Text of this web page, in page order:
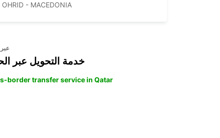
OHRID - MACEDONIA
خدمة التحويل عبر
border transfer service in Qatar